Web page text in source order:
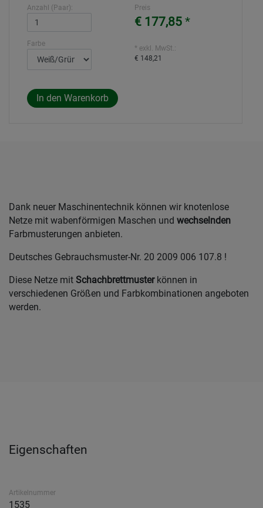
Anzahl (Paar):
Farbe
Preis
€ 177,85 *
* exkl. MwSt.:
€ 148,21
Dank neuer Maschinentechnik können wir knotenlose
Netze mit wabenförmigen Maschen und wechselnden
Farbmusterungen anbieten.
Deutsches Gebrauchsmuster-Nr. 20 2009 006 107.8 !
Diese Netze mit Schachbrettmusterkönnen in
verschiedenen Größen und Farbkombinationen angeboten
werden.
Eigenschaften
Artikelnummer
1535